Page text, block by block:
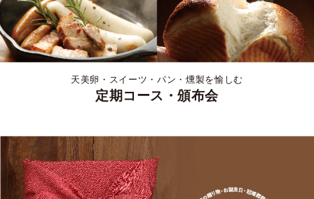
天美卵・スイーツ・パン・燻製を愉しむ
定期コース・頒布会